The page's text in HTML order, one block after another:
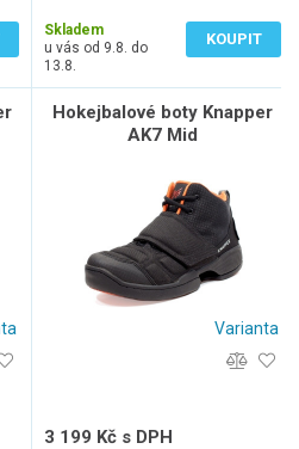
Skladem
u vás od 9.8. do
13.8.
KOUPIT
Hokejbalové boty Knapper
AK7 Mid
Varianta
3 199 Kč s DPH